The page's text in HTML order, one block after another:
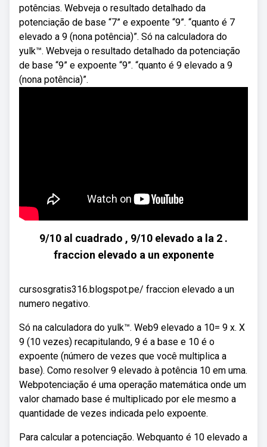
potências. Webveja o resultado detalhado da
potenciação de base “7” e expoente “9”. “quanto é 7
elevado a 9 (nona potência)”. Só na calculadora do
yulk™. Webveja o resultado detalhado da potenciação
de base “9” e expoente “9”. “quanto é 9 elevado a 9
(nona potência)”.
9/10 al cuadrado , 9/10 elevado a la 2 .
fraccion elevado a un exponente
cursosgratis316.blogspot.pe/ fraccion elevado a un
numero negativo.
Só na calculadora do yulk™. Web9 elevado a 10= 9 x. X
9 (10 vezes) recapitulando, 9 é a base e 10 é o
expoente (número de vezes que você multiplica a
base). Como resolver 9 elevado à potência 10 em uma.
Webpotenciação é uma operação matemática onde um
valor chamado base é multiplicado por ele mesmo a
quantidade de vezes indicada pelo expoente.
Para calcular a potenciação. Webquanto é 10 elevado a